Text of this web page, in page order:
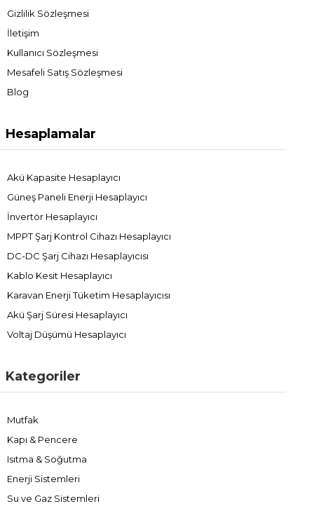
Gizlilik Sözleşmesi
İletişim
Kullanıcı Sözleşmesi
Mesafeli Satış Sözleşmesi
Blog
Hesaplamalar
Akü Kapasite Hesaplayıcı
Güneş Paneli Enerji Hesaplayıcı
İnvertör Hesaplayıcı
MPPT Şarj Kontrol Cihazı Hesaplayıcı
DC-DC Şarj Cihazı Hesaplayıcısı
Kablo Kesit Hesaplayıcı
Karavan Enerji Tüketim Hesaplayıcısı
Akü Şarj Süresi Hesaplayıcı
Voltaj Düşümü Hesaplayıcı
Kategoriler
Mutfak
Kapı & Pencere
Isıtma & Soğutma
Enerji Sistemleri
Su ve Gaz Sistemleri